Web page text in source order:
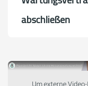
abschließen
Um externe